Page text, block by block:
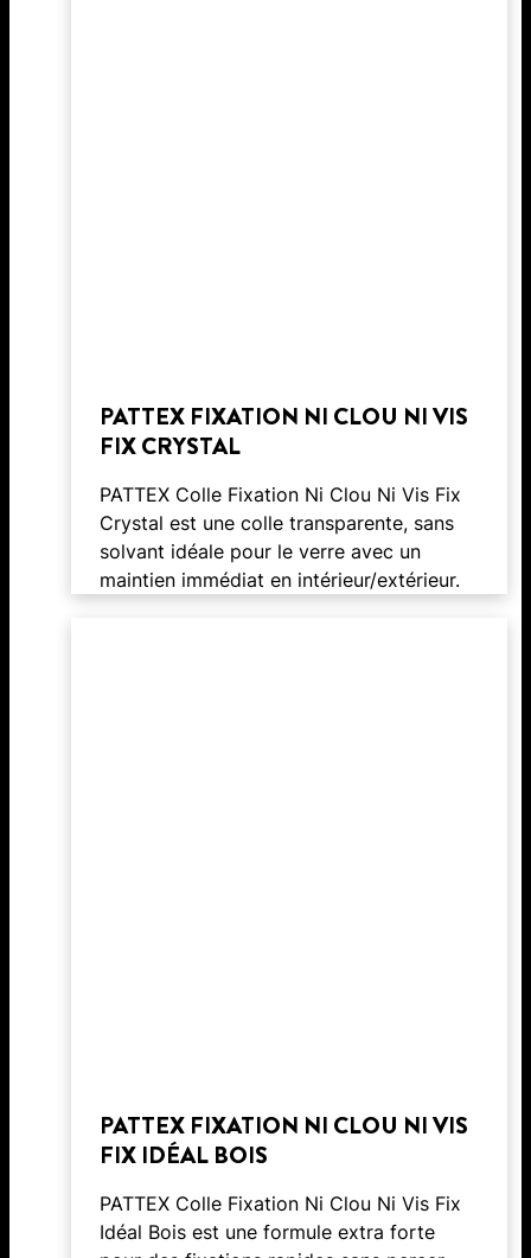
PATTEX FIXATION NI CLOU NI VIS
FIX CRYSTAL
PATTEX Colle Fixation Ni Clou Ni Vis Fix
Crystal est une colle transparente, sans
solvant idéale pour le verre avec un
maintien immédiat en intérieur/extérieur.
PATTEX FIXATION NI CLOU NI VIS
FIX IDÉAL BOIS
PATTEX Colle Fixation Ni Clou Ni Vis Fix
Idéal Bois est une formule extra forte